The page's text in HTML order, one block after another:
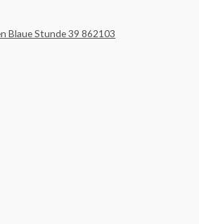
Blaue Stunde 39 862103